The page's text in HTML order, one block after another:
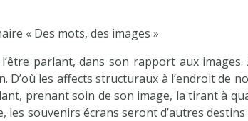
« Des mots, des images »
parlant, dans son rapport aux
D’où les affects structuraux à l’endroit de
prenant soin de son image, la tirant à
les souvenirs écrans seront d’autres